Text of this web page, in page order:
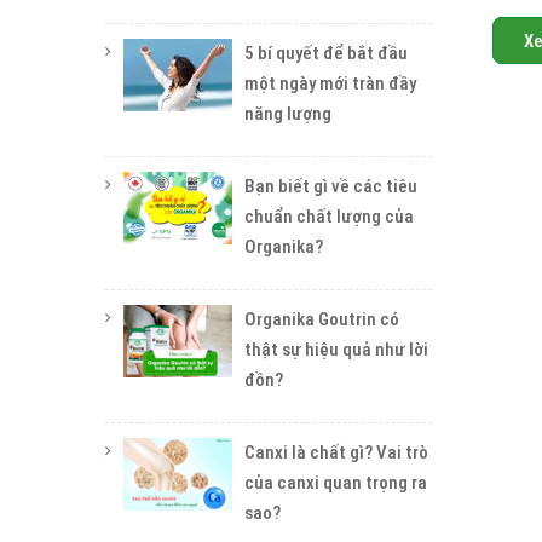
5 bí quyết để bắt đầu
một ngày mới tràn đầy
năng lượng
Bạn biết gì về các tiêu
chuẩn chất lượng của
Organika?
Organika Goutrin có
thật sự hiệu quả như lời
đồn?
Canxi là chất gì? Vai trò
của canxi quan trọng ra
sao?